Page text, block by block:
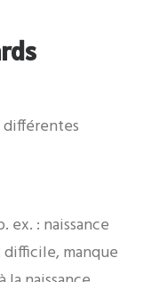
différentes
ex. : naissance
manque